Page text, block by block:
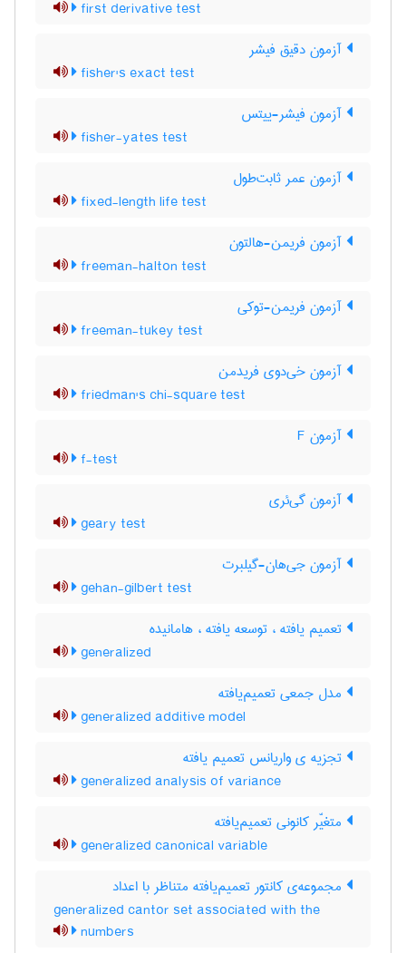
first derivative test
آزمون دقیق فیشر
fisher's exact test
آزمون فیشر-ییتس
fisher-yates test
آزمون عمر ثابت‌طول
fixed-length life test
آزمون فریمن-هالتون
freeman-halton test
آزمون فریمن-توکی
freeman-tukey test
آزمون خی‌دوی فریدمن
friedman's chi-square test
آزمون F
f-test
آزمون گی‌ئری
geary test
آزمون جی‌هان-گیلبرت
gehan-gilbert test
تعمیم یافته ، توسعه یافته ، هامانیده
generalized
مدل جمعی تعمیم‌یافته
generalized additive model
تجزیه ی واریانس تعمیم یافته
generalized analysis of variance
متغیّر کانونی تعمیم‌یافته
generalized canonical variable
مجموعه‌ی کانتور تعمیم‌یافته متناظر با اعداد
generalized cantor set associated with the
numbers